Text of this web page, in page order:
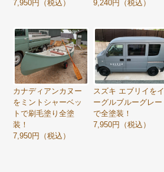
7,950円（税込）
9,240円（税込）
カナディアンカヌー
をミントシャーベッ
トで刷毛塗り全塗
装！
7,950円（税込）
スズキ エブリイをイ
ーグルブルーグレー
で全塗装！
7,950円（税込）